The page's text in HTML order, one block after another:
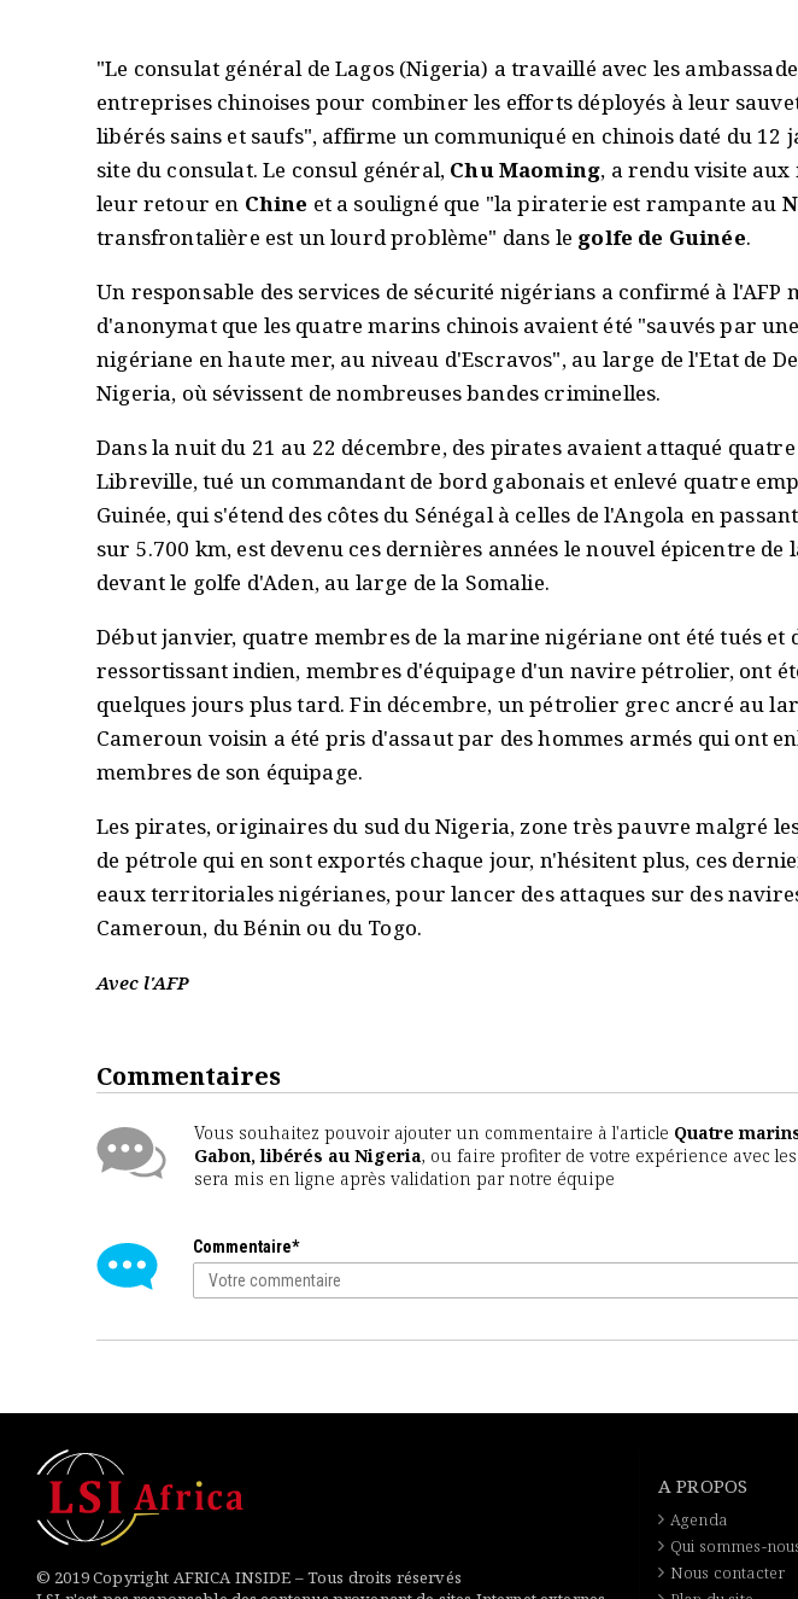
"Le consulat général de Lagos (Nigeria) a travaillé avec les
entreprises chinoises pour combiner les efforts déployés à leur
libérés sains et saufs", affirme un communiqué en chinois daté du 12
site du consulat. Le consul général, Chu Maoming, a rendu visite
leur retour en Chine et a souligné que "la piraterie est rampante au
transfrontalière est un lourd problème" dans le golfe de Guinée.
Un responsable des services de sécurité nigérians a confirmé à l'AFP
d'anonymat que les quatre marins chinois avaient été "sauvés par
nigériane en haute mer, au niveau d'Escravos", au large de l'Etat de
Nigeria, où sévissent de nombreuses bandes criminelles.
Dans la nuit du 21 au 22 décembre, des pirates avaient attaqué
Libreville, tué un commandant de bord gabonais et enlevé quatre
Guinée, qui s'étend des côtes du Sénégal à celles de l'Angola en
sur 5.700 km, est devenu ces dernières années le nouvel épicentre
devant le golfe d'Aden, au large de la Somalie.
Début janvier, quatre membres de la marine nigériane ont été tués et
ressortissant indien, membres d'équipage d'un navire pétrolier, ont
quelques jours plus tard. Fin décembre, un pétrolier grec ancré au
Cameroun voisin a été pris d'assaut par des hommes armés qui ont
membres de son équipage.
Les pirates, originaires du sud du Nigeria, zone très pauvre malgré
de pétrole qui en sont exportés chaque jour, n'hésitent plus, ces
eaux territoriales nigérianes, pour lancer des attaques sur des
Cameroun, du Bénin ou du Togo.
Avec l'AFP
Commentaires
Vous souhaitez pouvoir ajouter un commentaire à l'article Quatre
Gabon, libérés au Nigeria, ou faire profiter de votre expérience avec
sera mis en ligne après validation par notre équipe
Commentaire*
© 2019 Copyright AFRICA INSIDE – Tous droits réservés
A PROPOS
Agenda
Qui sommes-
Nous contacter